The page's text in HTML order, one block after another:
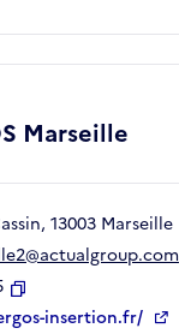
Marseille
13003 Marseille
Copierinsertion.fr/